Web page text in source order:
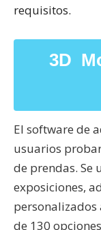
requisitos.
3D
El software de
usuarios
de prendas. Se
exposiciones,
personalizados
de 130